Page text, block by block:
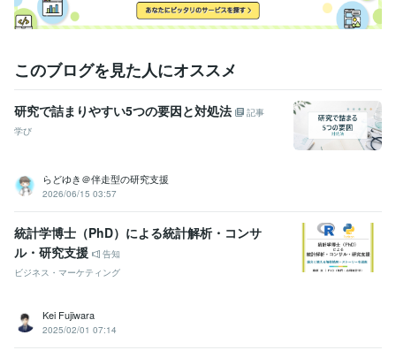
康・美活】運動・筋トレ相談 【スキルアップ】人前で話すコツ
健康 キャリア 仕事 美容 悩み 相談 筋トレ 大学 学生
私立大学 1997年3月 ~ 2001年2月
国公立大学 2001年3月 ~ 2003年2月
国公立大学 2003年3月 ~ 2007年2月
このブログを見た人にオススメ
研究で詰まりやすい5つの要因と対処法
記事
学び
らどゆき＠伴走型の研究支援
2026/06/15 03:57
統計学博士（PhD）による統計解析・コンサ
ル・研究支援
告知
ビジネス・マーケティング
Kei Fujiwara
2025/02/01 07:14